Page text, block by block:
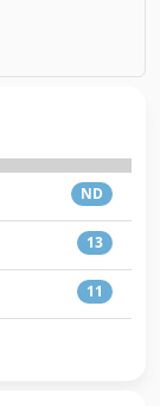
ND
13
11